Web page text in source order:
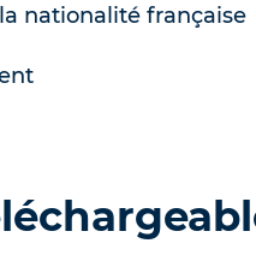
nationalité française